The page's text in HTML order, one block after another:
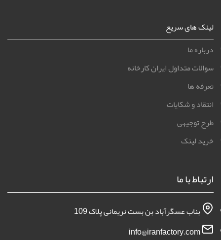
لینک های سریع
درباره ما
سوالات متداول ایران کارخانه
تعرفه ها
انتقاد و شکایات
طرح توجیهی
خرید لینک
ارتباط با ما
بناب عسگرآباد بن بست نریمانی پلاک 109